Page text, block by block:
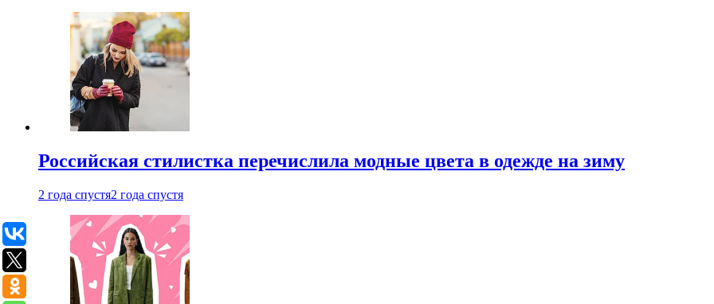
Российская стилистка перечислила модные цвета в одежде на зиму
2 года спустя2 года спустя